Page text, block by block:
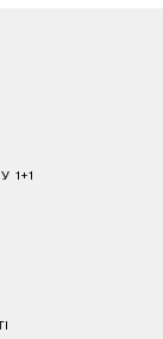
1+1